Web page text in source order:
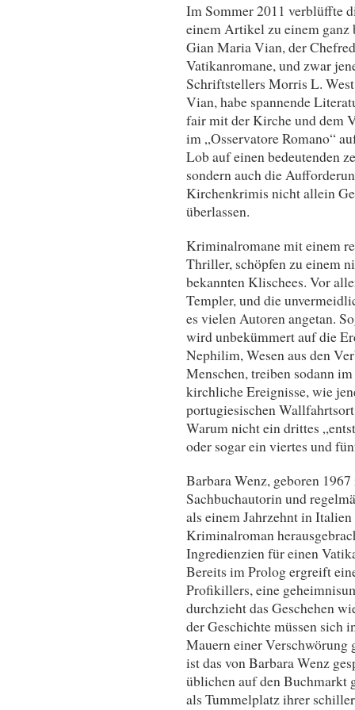
Im Sommer 2011 verblüffte
einem Artikel zu einem ganz
Gian Maria Vian, der
Vatikanromane, und zwar
Schriftstellers Morris L.
Vian, habe spannende
fair mit der Kirche und dem
im „Osservatore Romano“
Lob auf einen bedeutenden
sondern auch die
Kirchenkrimis nicht allein
überlassen.
Kriminalromane mit einem
Thriller, schöpfen zu einem
bekannten Klischees. Vor
Templer, und die
es vielen Autoren angetan.
wird unbekümmert auf die
Nephilim, Wesen aus den
Menschen, treiben sodann
kirchliche Ereignisse, wie
portugiesischen
Warum nicht ein drittes
oder sogar ein viertes und
Barbara Wenz, geboren
Sachbuchautorin und
als einem Jahrzehnt in
Kriminalroman
Ingredienzien für einen
Bereits im Prolog ergreift
Profikillers, eine
durchzieht das Geschehen
der Geschichte müssen sich
Mauern einer Verschwörung
ist das von Barbara Wenz
üblichen auf den Buchmarkt
als Tummelplatz ihrer